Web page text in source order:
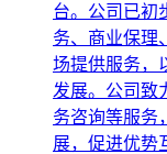
台。公司已初
务、商业保理
场提供服务，
发展。公司致
务咨询等服务
展，促进优势